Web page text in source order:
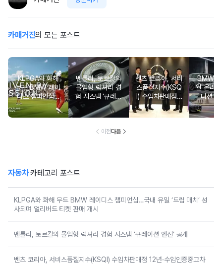
카매거진의 모든 포스트
KLPGA와 화해
무드 BMW 레이
디스 챔피언십…
국내 유일 ‘드림
매치’ 성사되며 얼
벤틀리, 토르칼의
몰입형 럭셔리 경
험 시스템 ‘큐레이
션 엔진’ 공개
벤츠 코리아, 서비
스품질지수(KSQ
I) 수입차판매점 1
2년·수입인증중고
차 6년 연속 1위
BMW
월 온라
디션 3
이전다음
자동차카테고리 포스트
KLPGA와 화해 무드 BMW 레이디스 챔피언십…국내 유일 ‘드림 매치’ 성
사되며 얼리버드 티켓 판매 개시
벤틀리, 토르칼의 몰입형 럭셔리 경험 시스템 ‘큐레이션 엔진’ 공개
벤츠 코리아, 서비스품질지수(KSQI) 수입차판매점 12년·수입인증중고차